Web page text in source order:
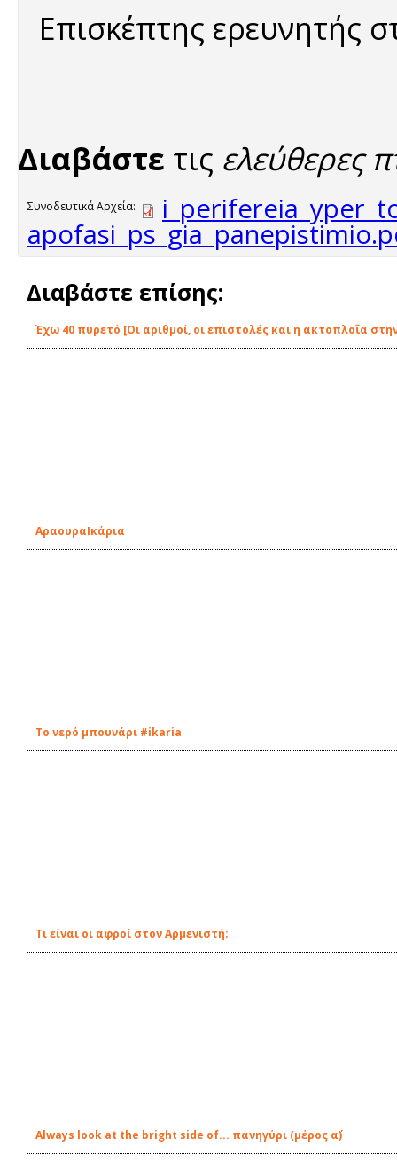
Επισκέπτης ερευνητής
Διαβάστε τις ελεύθερες
Συνοδευτικά Αρχεία:
Διαβάστε επίσης:
Έχω 40 πυρετό [Οι αριθμοί, οι επιστολές και η ακτοπλοΐα
ΑραουραIκάρια
Tο νερό μπουνάρι #ikaria
Τι είναι οι αφροί στον Αρμενιστή;
Always look at the bright side of... πανηγύρι (μέρος α΄)